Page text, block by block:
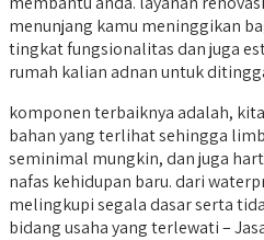
menunjang kamu meninggikan
tingkat fungsionalitas dan juga
rumah kalian adnan untuk
komponen terbaiknya adalah,
bahan yang terlihat sehingga
seminimal mungkin, dan juga
nafas kehidupan baru. dari
melingkupi segala dasar serta
bidang usaha yang terlewati –